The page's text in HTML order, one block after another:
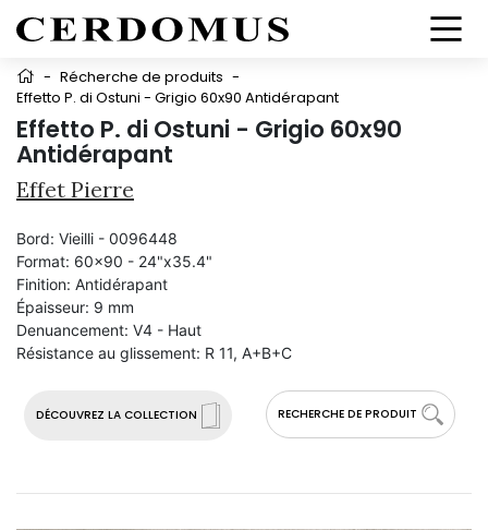
- Récherche de produits -
Effetto P. di Ostuni - Grigio 60x90 Antidérapant
Effetto P. di Ostuni - Grigio 60x90
Antidérapant
Effet Pierre
DÉCOUVREZ LA COLLECTION RECHERCHE DE PRODUIT
Bord: Vieilli - 0096448
Format: 60x90 - 24"x35.4"
Finition: Antidérapant
Épaisseur: 9 mm
Denuancement: V4 - Haut
Résistance au glissement: R 11, A+B+C